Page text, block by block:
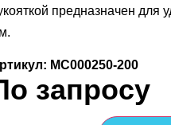
предназначен
МС000250-200
запросу